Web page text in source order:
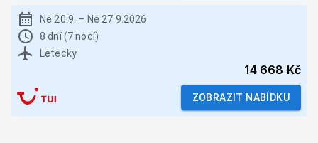
Ne 20.9. – Ne 27.9.2026
8 dní (7 nocí)
Letecky
14 668 Kč
ZOBRAZIT NABÍDKU